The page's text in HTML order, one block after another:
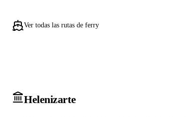
Ver todas las rutas de ferry
Helenizarte